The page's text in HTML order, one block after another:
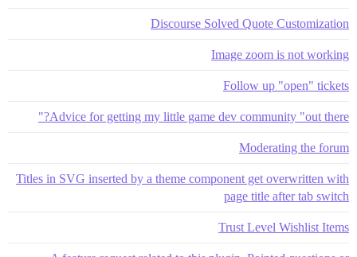
Discourse Solved Quote Customization
Image zoom is not working
Follow up "open" tickets
Advice for getting my little game dev community "out there?"
Moderating the forum
Titles in SVG inserted by a theme component get overwritten with
page title after tab switch
Trust Level Wishlist Items